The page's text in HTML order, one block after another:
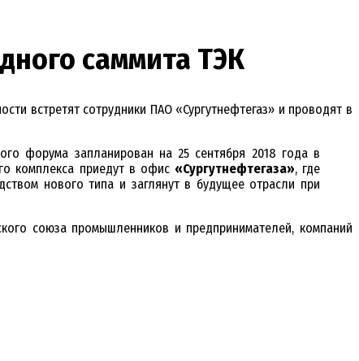
саммита ТЭК
встретят сотрудники ПАО «Сургутнефтегаз» и проводят в
форума запланирован на 25 сентября 2018 года в
комплекса приедут в офис «Сургутнефтегаза», где
нового типа и заглянут в будущее отрасли при
союза промышленников и предпринимателей, компаний